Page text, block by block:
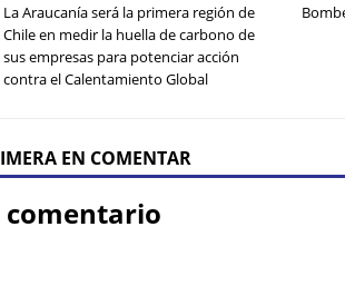
La Araucanía será la primera región de
Chile en medir la huella de carbono de
sus empresas para potenciar acción
contra el Calentamiento Global
EN COMENTAR
comentario